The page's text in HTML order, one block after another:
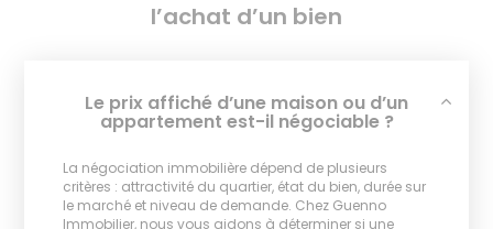
l’achat d’un bien
Le prix affiché d’une maison ou d’un
appartement est-il négociable ?
La négociation immobilière dépend de plusieurs
critères : attractivité du quartier, état du bien, durée sur
le marché et niveau de demande. Chez Guenno
Immobilier, nous vous aidons à déterminer si une